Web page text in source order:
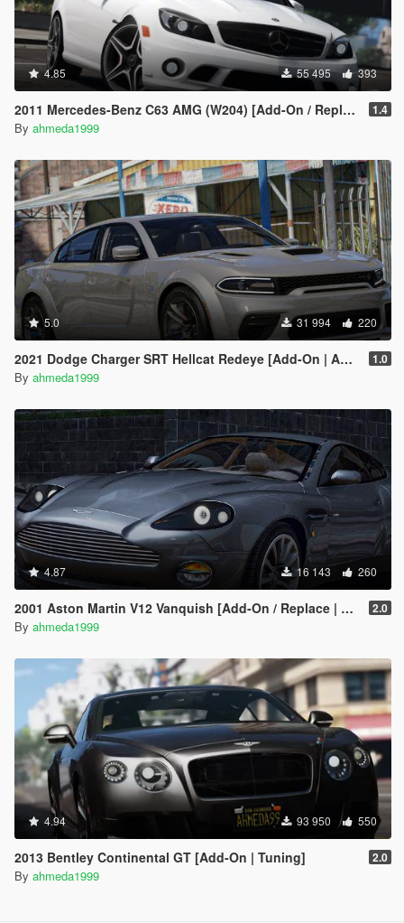
4.85 55 495 393
2011 Mercedes-Benz C63 AMG (W204) [Add-On / Replace | Tuning] 1.4
By ahmeda1999
5.0 31 994 220
2021 Dodge Charger SRT Hellcat Redeye [Add-On | Animated | Tuning Parts] 1.0
By ahmeda1999
4.87 16 143 260
2001 Aston Martin V12 Vanquish [Add-On / Replace | Tuning] 2.0
By ahmeda1999
4.94 93 950 550
2013 Bentley Continental GT [Add-On | Tuning] 2.0
By ahmeda1999